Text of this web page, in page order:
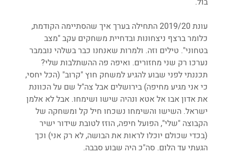
עונת 2019/20 התחילה בערך איך שהסתיימה הקודמת,
כלומר ברצף ניצחונות ובדחיית משחקים עקב "מצב
בטחוני". טילים וזה. ולמרות שאנחנו כבר בשלהי נובמבר
נערכו רק שני מחזורים. ואיפה פה ההשתלבות שלי?
תכננתי לפני שבוע להגיע למשחק חוץ "קרוב" (הכל יחסי,
כי אני מגיע מחיפה) בירושלים אבל צה"ל שם על הכוונת
את אדון אבו אל אטא ונהיה שישו ושימחו. אבל לא אלמן
ישראל. השישו והשימחו נשכחו חיל קל ומשחקה של
הקבוצה "שלי", הפועל חיפה, הוזז לטובת שידור ישיר
(בכדי שכולם יוכלו לראות את הבושה, לא רק אני) וכך
הגעתי עד הלום. סה"כ היה שבוע סבבה.